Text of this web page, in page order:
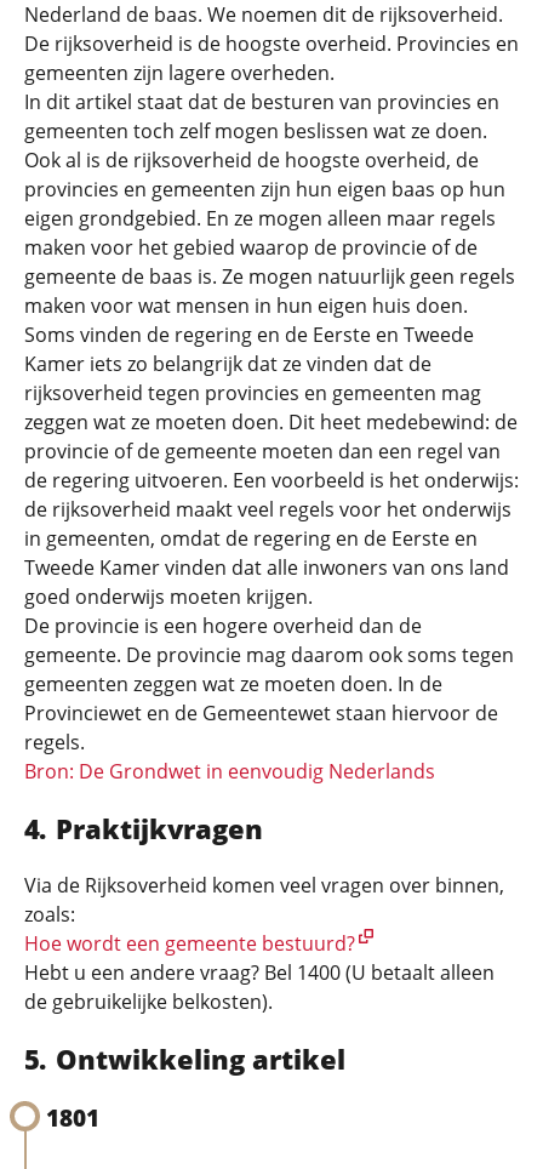
Nederland de baas. We noemen dit de rijksoverheid.
De rijksoverheid is de hoogste overheid. Provincies en
gemeenten zijn lagere overheden.
In dit artikel staat dat de besturen van provincies en
gemeenten toch zelf mogen beslissen wat ze doen.
Ook al is de rijksoverheid de hoogste overheid, de
provincies en gemeenten zijn hun eigen baas op hun
eigen grondgebied. En ze mogen alleen maar regels
maken voor het gebied waarop de provincie of de
gemeente de baas is. Ze mogen natuurlijk geen regels
maken voor wat mensen in hun eigen huis doen.
Soms vinden de regering en de Eerste en Tweede
Kamer iets zo belangrijk dat ze vinden dat de
rijksoverheid tegen provincies en gemeenten mag
zeggen wat ze moeten doen. Dit heet medebewind: de
provincie of de gemeente moeten dan een regel van
de regering uitvoeren. Een voorbeeld is het onderwijs:
de rijksoverheid maakt veel regels voor het onderwijs
in gemeenten, omdat de regering en de Eerste en
Tweede Kamer vinden dat alle inwoners van ons land
goed onderwijs moeten krijgen.
De provincie is een hogere overheid dan de
gemeente. De provincie mag daarom ook soms tegen
gemeenten zeggen wat ze moeten doen. In de
Provinciewet en de Gemeentewet staan hiervoor de
regels.
Bron: De Grondwet in eenvoudig Nederlands
Praktijkvragen
Via de Rijksoverheid komen veel vragen over binnen,
zoals:
Hoe wordt een gemeente bestuurd?
Hebt u een andere vraag? Bel 1400 (U betaalt alleen
de gebruikelijke belkosten).
Ontwikkeling artikel
1801